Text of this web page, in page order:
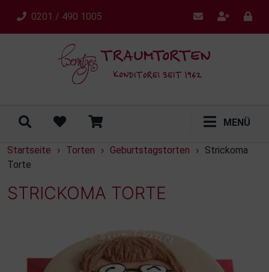
0201 / 490 1005
MENÜ
Startseite › Torten › Geburtstagstorten ›
Strickoma
Torte
STRICKOMA TORTE